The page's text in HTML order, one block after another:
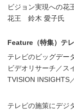
ビジョン実現への花
花王 鈴木 愛子氏
Feature（特集）テ
テレビのビッグデー
ビデオリサーチ／ス
TVISION INSIGHTS
テレビの施策にデジ